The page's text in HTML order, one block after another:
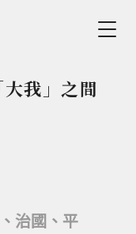
我」之間
治國、平